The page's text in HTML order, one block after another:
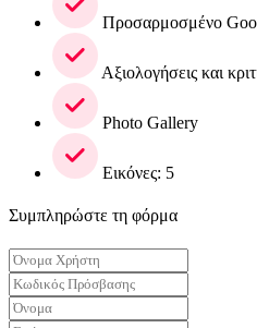
Προσαρμοσμένο
Αξιολογήσεις και
Photo Gallery
Εικόνες: 5
Συμπληρώστε τη φόρμα